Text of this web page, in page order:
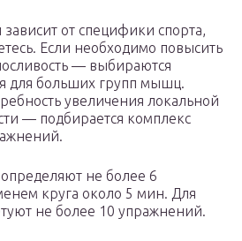
от специфики спорта,
Если необходимо повысить
— выбираются
для больших групп мышц.
увеличения локальной
— подбирается комплекс
не более 6
круга около 5 мин. Для
не более 10 упражнений.